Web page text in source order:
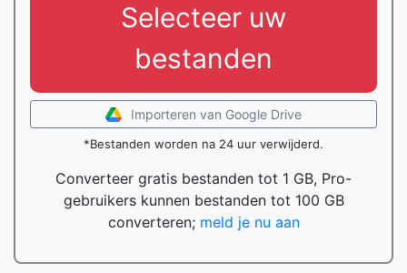
Selecteer uw
bestanden
Importeren van Google Drive
*Bestanden worden na 24 uur verwijderd.
Converteer gratis bestanden tot 1 GB, Pro-
gebruikers kunnen bestanden tot 100 GB
converteren; meld je nu aan